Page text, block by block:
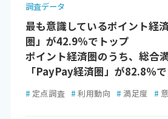
調査データ
最も意識しているポイント経
圏」が42.9％でトップ
ポイント経済圏のうち、総合
「PayPay経済圏」が82.8％
# 定点調査 # 利用動向 # 満足度 #